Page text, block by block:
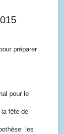
préparer
pour le
la fête de
les